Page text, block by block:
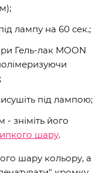
лампу на 60 сек.;
Гель-лак MOON
під лампою;
зніміть його
шару.
шару кольору, а